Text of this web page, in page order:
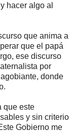
hacer algo al
que anima a
que el papá
ese discurso
por
donde
que este
y sin criterio
Gobierno me